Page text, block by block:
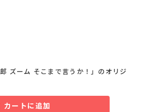
ズーム そこまで言うか！」のオリジ
カートに追加